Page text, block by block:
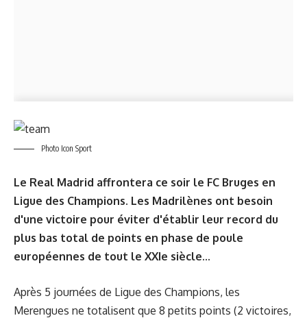
Photo Icon Sport
Le Real Madrid affrontera ce soir le FC Bruges en
Ligue des Champions. Les Madrilènes ont besoin
d'une victoire pour éviter d'établir leur record du
plus bas total de points en phase de poule
européennes de tout le XXIe siècle...
Après 5 journées de Ligue des Champions, les
Merengues ne totalisent que 8 petits points (2 victoires,